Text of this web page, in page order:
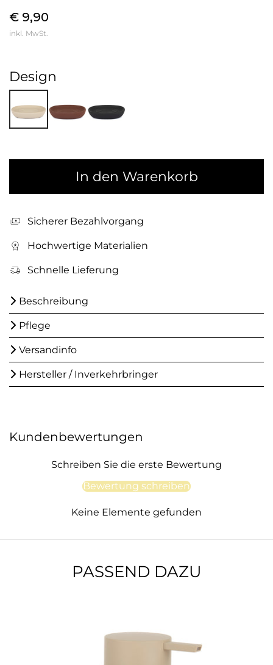
€ 9,90
inkl. MwSt.
Design
In den Warenkorb
Sicherer Bezahlvorgang
Hochwertige Materialien
Schnelle Lieferung
Beschreibung
Pflege
Versandinfo
Hersteller / Inverkehrbringer
Kundenbewertungen
Schreiben Sie die erste Bewertung
Bewertung schreiben
Keine Elemente gefunden
PASSEND DAZU